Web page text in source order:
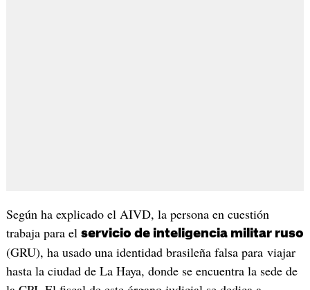
Según ha explicado el AIVD, la persona en cuestión
trabaja para el servicio de inteligencia militar ruso
(GRU), ha usado una identidad brasileña falsa para viajar
hasta la ciudad de La Haya, donde se encuentra la sede de